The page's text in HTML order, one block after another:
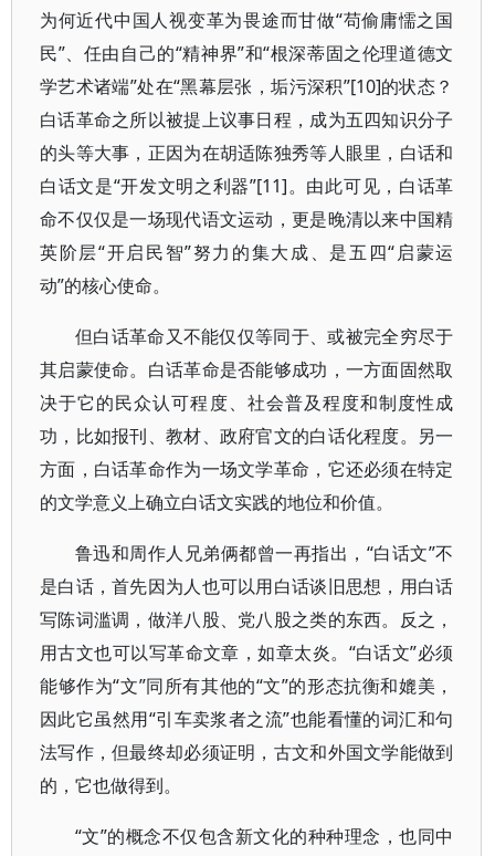
为何近代中国人视变革为畏途而甘做“苟偷庸懦之国
民”、任由自己的“精神界”和“根深蒂固之伦理道德文
学艺术诸端”处在“黑幕层张，垢污深积”[10]的状态？
白话革命之所以被提上议事日程，成为五四知识分子
的头等大事，正因为在胡适陈独秀等人眼里，白话和
白话文是“开发文明之利器”[11]。由此可见，白话革
命不仅仅是一场现代语文运动，更是晚清以来中国精
英阶层“开启民智”努力的集大成、是五四“启蒙运
动”的核心使命。
但白话革命又不能仅仅等同于、或被完全穷尽于
其启蒙使命。白话革命是否能够成功，一方面固然取
决于它的民众认可程度、社会普及程度和制度性成
功，比如报刊、教材、政府官文的白话化程度。另一
方面，白话革命作为一场文学革命，它还必须在特定
的文学意义上确立白话文实践的地位和价值。
鲁迅和周作人兄弟俩都曾一再指出，“白话文”不
是白话，首先因为人也可以用白话谈旧思想，用白话
写陈词滥调，做洋八股、党八股之类的东西。反之，
用古文也可以写革命文章，如章太炎。“白话文”必须
能够作为“文”同所有其他的“文”的形态抗衡和媲美，
因此它虽然用“引车卖浆者之流”也能看懂的词汇和句
法写作，但最终却必须证明，古文和外国文学能做到
的，它也做得到。
“文”的概念不仅包含新文化的种种理念，也同中